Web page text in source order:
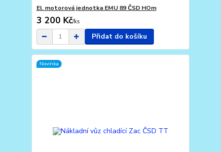
El. motorová jednotka EMU 89 ČSD HOm
3 200 Kč/ks
Přidat do košíku
Novinka